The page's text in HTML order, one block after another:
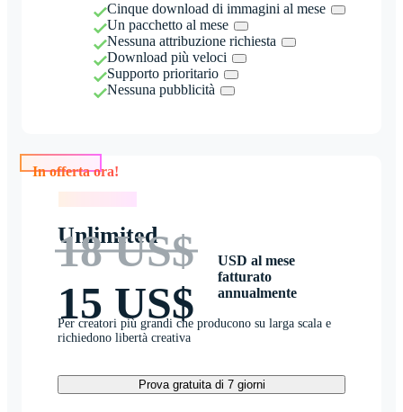
Cinque download di immagini al mese
Un pacchetto al mese
Nessuna attribuzione richiesta
Download più veloci
Supporto prioritario
Nessuna pubblicità
Unlimited
18 US$
15 US$
USD al mese
fatturato
annualmente
Per creatori più grandi che producono su larga scala e
richiedono libertà creativa
Prova gratuita di 7 giorni